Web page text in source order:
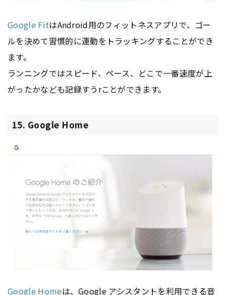
Google FitはAndroid用のフィットネスアプリで、ゴー
ルを決めて習慣的に運動をトラッキングすることができ
ます。
ランニングではスピード、ペース、どこで一番速度が上
がったかなども記録すうrことができます。
15. Google Home
Google Homeは、Google アシスタントを利用できる音